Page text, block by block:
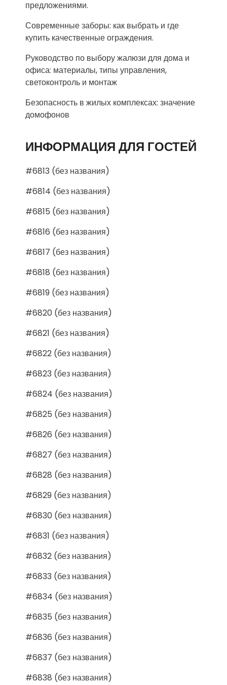
предложениями.
Современные заборы: как выбрать и где
купить качественные ограждения.
Руководство по выбору жалюзи для дома и
офиса: материалы, типы управления,
светоконтроль и монтаж
Безопасность в жилых комплексах: значение
домофонов
ИНФОРМАЦИЯ ДЛЯ ГОСТЕЙ
#6813 (без названия)
#6814 (без названия)
#6815 (без названия)
#6816 (без названия)
#6817 (без названия)
#6818 (без названия)
#6819 (без названия)
#6820 (без названия)
#6821 (без названия)
#6822 (без названия)
#6823 (без названия)
#6824 (без названия)
#6825 (без названия)
#6826 (без названия)
#6827 (без названия)
#6828 (без названия)
#6829 (без названия)
#6830 (без названия)
#6831 (без названия)
#6832 (без названия)
#6833 (без названия)
#6834 (без названия)
#6835 (без названия)
#6836 (без названия)
#6837 (без названия)
#6838 (без названия)